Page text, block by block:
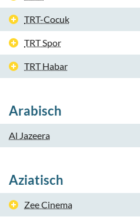
TRT-Cocuk
TRT Spor
TRT Habar
Arabisch
Al Jazeera
Aziatisch
Zee Cinema